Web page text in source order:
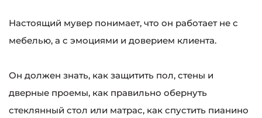
Настоящий мувер понимает, что он работает не с
мебелью, а с эмоциями и доверием клиента.
Он должен знать, как защитить пол, стены и
дверные проемы, как правильно обернуть
стеклянный стол или матрас, как спустить пианино